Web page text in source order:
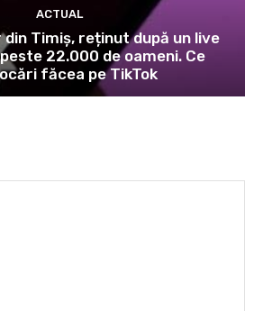
ACTUAL
din Timiș, reținut după un live
22.000 de oameni. Ce
făcea pe TikTok